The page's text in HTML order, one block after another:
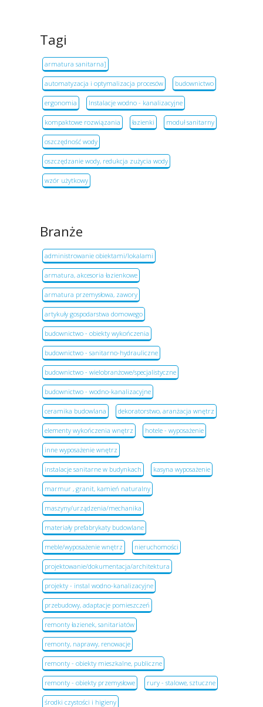
Tagi
armatura sanitarna]
automatyzacja i optymalizacja procesów budownictwo
ergonomia Instalacje wodno - kanalizacyjne
kompaktowe rozwiązania łazienki moduł sanitarny
oszczędność wody
oszczędzanie wody, redukcja zużycia wody
wzór użytkowy
Branże
administrowanie obiektami/lokalami
armatura, akcesoria łazienkowe
armatura przemysłowa, zawory
artykuły gospodarstwa domowego
budownictwo - obiekty wykończenia
budownictwo - sanitarno-hydrauliczne
budownictwo - wielobranżowe/specjalistyczne
budownictwo - wodno-kanalizacyjne
ceramika budowlana dekoratorstwo, aranżacja wnętrz
elementy wykończenia wnętrz hotele - wyposażenie
inne wyposażenie wnętrz
instalacje sanitarne w budynkach kasyna wyposażenie
marmur , granit, kamień naturalny
maszyny/urządzenia/mechanika
materiały prefabrykaty budowlane
meble/wyposażenie wnętrz nieruchomości
projektowanie/dokumentacja/architektura
projekty - instal wodno-kanalizacyjne
przebudowy, adaptacje pomieszczeń
remonty łazienek, sanitariatów
remonty, naprawy, renowacje
remonty - obiekty mieszkalne, publiczne
remonty - obiekty przemysłowe rury - stalowe, sztuczne
środki czystości i higieny